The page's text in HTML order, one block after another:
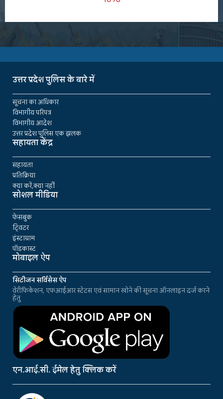
उत्तर प्रदेश पुलिस के बारे में
सूचना का अधिकार
विभागीय परिपत्र
विभागीय आदेश
उत्तर प्रदेश पुलिस एक झलक
सहायता केंद्र
सहायता
प्रतिक्रिया
क्या करें,क्या नहीं
सोशल मीडिया
फेसबुक
ट्विटर
इंस्टाग्राम
पॉडकास्ट
मोबाइल ऐप
सिटीजन सर्विसेस ऐप
वेरीफिकेशन, एफआईआर स्टेटस एवं सामान खोने की सूचना ऑनलाइन दर्ज करने
हेतु
एन.आई.सी. ईमेल हेतु क्लिक करें